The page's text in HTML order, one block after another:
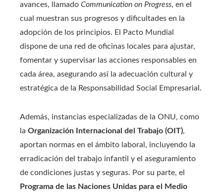
avances, llamado Communication on Progress, en el
cual muestran sus progresos y dificultades en la
adopción de los principios. El Pacto Mundial
dispone de una red de oficinas locales para ajustar,
fomentar y supervisar las acciones responsables en
cada área, asegurando así la adecuación cultural y
estratégica de la Responsabilidad Social Empresarial.
Además, instancias especializadas de la ONU, como
la Organización Internacional del Trabajo (OIT),
aportan normas en el ámbito laboral, incluyendo la
erradicación del trabajo infantil y el aseguramiento
de condiciones justas y seguras. Por su parte, el
Programa de las Naciones Unidas para el Medio